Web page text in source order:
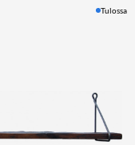
Tulossa